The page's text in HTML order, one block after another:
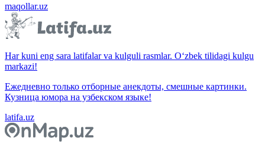
maqollar.uz
Har kuni eng sara latifalar va kulguli rasmlar. O‘zbek tilidagi kulgu
markazi!
Ежедневно только отборные анекдоты, смешные картинки.
Кузница юмора на узбекском языке!
latifa.uz